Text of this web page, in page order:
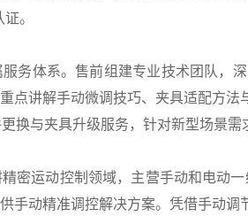
。
体系。售前组建专业技术团队，
点讲解手动微调技巧、夹具适配方
换与夹具升级服务，针对新型场景需
运动控制领域，主营手动和电动一
手动精准调控解决方案。凭借手动